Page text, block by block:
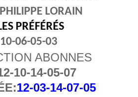
LORAIN
PRÉFÉRÉS
10-06-05-03
ABONNES
10-14-05-07
12-03-14-07-05